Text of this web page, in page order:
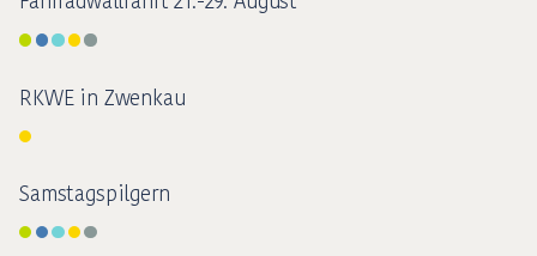
RKWE in Zwenkau
Samstagspilgern